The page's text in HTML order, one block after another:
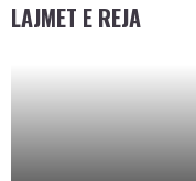
LAJMET E REJA